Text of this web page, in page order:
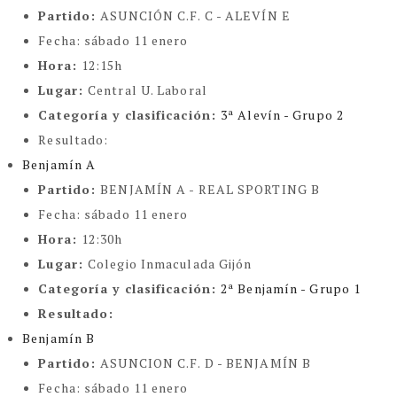
Partido:ASUNCIÓN C.F. C - ALEVÍN E
Fecha: sábado 11 enero
Hora: 12:15h
Lugar:Central U. Laboral
Categoría y clasificación: 3ª Alevín - Grupo 2
Resultado:
Benjamín A
Partido:BENJAMÍN A - REAL SPORTING B
Fecha: sábado 11 enero
Hora: 12:30h
Lugar:Colegio Inmaculada Gijón
Categoría y clasificación:2ª Benjamín - Grupo 1
Resultado:
Benjamín B
Partido:ASUNCION C.F. D - BENJAMÍN B
Fecha: sábado 11 enero